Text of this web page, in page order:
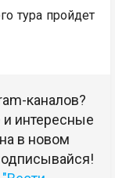
тура пройдет
каналов?
интересные
в новом